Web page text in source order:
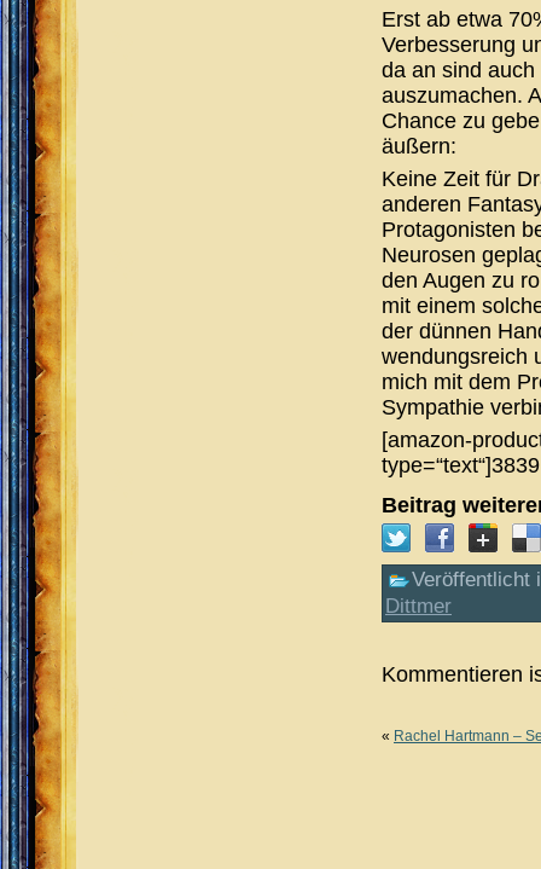
Erst ab etwa
Verbesserung
da an sind
auszumachen.
Chance zu
äußern:
Keine Zeit für
anderen
Protagonisten
Neurosen
den Augen zu
mit einem
der dünnen
wendungsreich
mich mit dem
Sympathie
[amazon-
Beitrag
Veröffentlicht
Dittmer
Kommentieren
« Rachel Hartmann –